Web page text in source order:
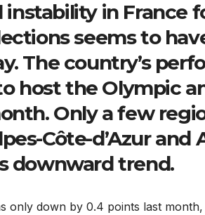
instability in France
seems to
The country’s
host the Olympic
Only a few
Côte-d’Azur
downward trend.
only down by 0.4 points last